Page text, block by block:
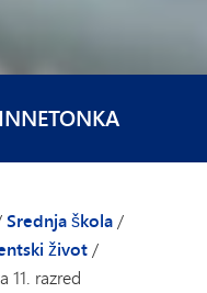
Srednja škola/
život/
11. razred